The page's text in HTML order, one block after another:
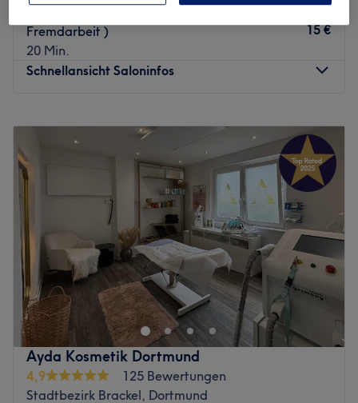
Fremdarbeit )
20 Min.
15 €
Schnellansicht Saloninfos
10:00
20:00
10:00–20:00
10:00 –20:00
Freitag
10:00 – 15:00
Geschlossen
Geschlossen
Beauty Level in Dortmund-Reichshof ist ein modernes
Kosmetikstudio, das sich auf ästhetische Behandlungen
wie dauerhafte Haarentfernung, individuelle
Gesichtsbehandlungen, Augenbrauen‑ und
Wimpernstyling sowie professionelle Zahnaufhellung
spezialisiert hat. In entspannter Atmosphäre bekommen
Kundinnen und Kunden maßgeschneiderte
Ayda Kosmetik Dortmund
4,9
125 Bewertungen
Stadtbezirk Brackel, Dortmund